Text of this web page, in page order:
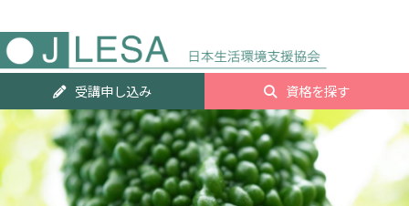
グ
受講申し込み 資格を探す